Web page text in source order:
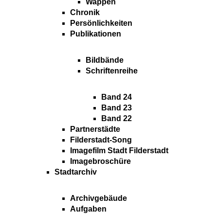
Wappen
Chronik
Persönlichkeiten
Publikationen
Bildbände
Schriftenreihe
Band 24
Band 23
Band 22
Partnerstädte
Filderstadt-Song
Imagefilm Stadt Filderstadt
Imagebroschüre
Stadtarchiv
Archivgebäude
Aufgaben